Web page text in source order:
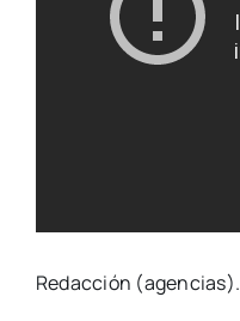
Redacción (agencias).